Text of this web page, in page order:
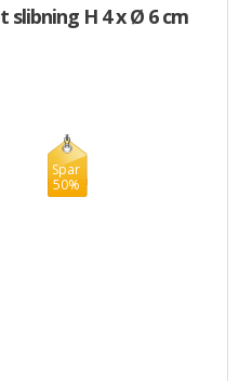
H 4 x Ø 6 cm
Spar
50%